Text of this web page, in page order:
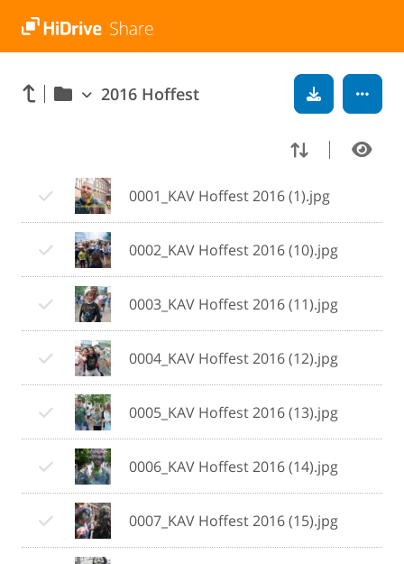
2016 Hoffest
0001_KAV Hoffest 2016 (1).jpg
0002_KAV Hoffest 2016 (10).jpg
0003_KAV Hoffest 2016 (11).jpg
0004_KAV Hoffest 2016 (12).jpg
0005_KAV Hoffest 2016 (13).jpg
0006_KAV Hoffest 2016 (14).jpg
0007_KAV Hoffest 2016 (15).jpg